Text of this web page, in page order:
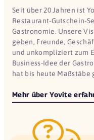
Seit über 20 Jahren ist
Restaurant-Gutschein-
Gastronomie. Unsere
geben, Freunde,
und unkompliziert zum
Business-Idee der
hat bis heute Maßstäbe
Mehr über Yovite